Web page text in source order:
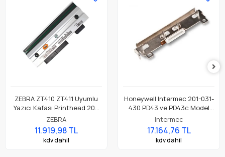
ZEBRA ZT410 ZT411 Uyumlu
Yazıcı Kafası Printhead 203
Dpi Parça No: P1058930-009
ZEBRA
11.919,98 TL
kdv dahil
Honeywell Intermec 201-031-
430 PD43 ve PD43c Model
Barkod Etiket Yazıcı 203 Dpi
Termal Baskı Kafası
Intermec
17.164,76 TL
kdv dahil